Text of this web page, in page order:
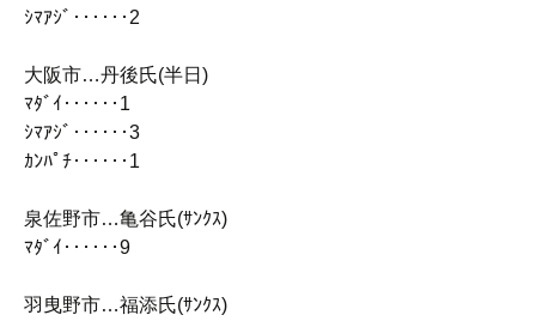
ｼﾏｱｼﾞ‥‥‥2
大阪市…丹後氏(半日)
ﾏﾀﾞｲ‥‥‥1
ｼﾏｱｼﾞ‥‥‥3
ｶﾝﾊﾟﾁ‥‥‥1
泉佐野市…亀谷氏(ｻﾝｸｽ)
ﾏﾀﾞｲ‥‥‥9
羽曳野市…福添氏(ｻﾝｸｽ)